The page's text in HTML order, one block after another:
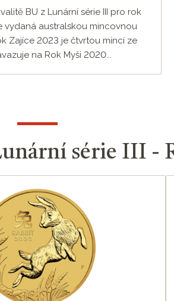
BU z Lunární série III pro rok
vydaná australskou mincovnou
Zajíce 2023 je čtvrtou mincí ze
na Rok Myši 2020...
série III -